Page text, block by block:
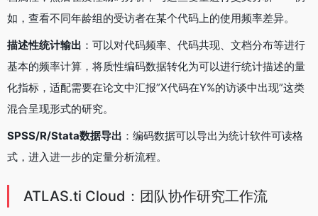
如，查看不同年龄组的受访者在某个代码上的使用频率差异。
描述性统计输出 ：可以对代码频率、代码共现、文档分布等进行
基本的频率计算，将质性编码数据转化为可以进行统计描述的量
化指标，适配需要在论文中汇报”X代码在Y%的访谈中出现”这类
混合呈现形式的研究。
SPSS/R/Stata数据导出 ：编码数据可以导出为统计软件可读格
式，进入进一步的定量分析流程。
ATLAS.ti Cloud：团队协作研究工作流